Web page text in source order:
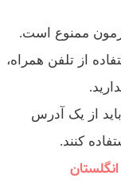
ممنوع است.
از تلفن همراه،
از یک آدرس
کنند.